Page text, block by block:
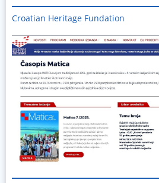
Croatian Heritage Fundation